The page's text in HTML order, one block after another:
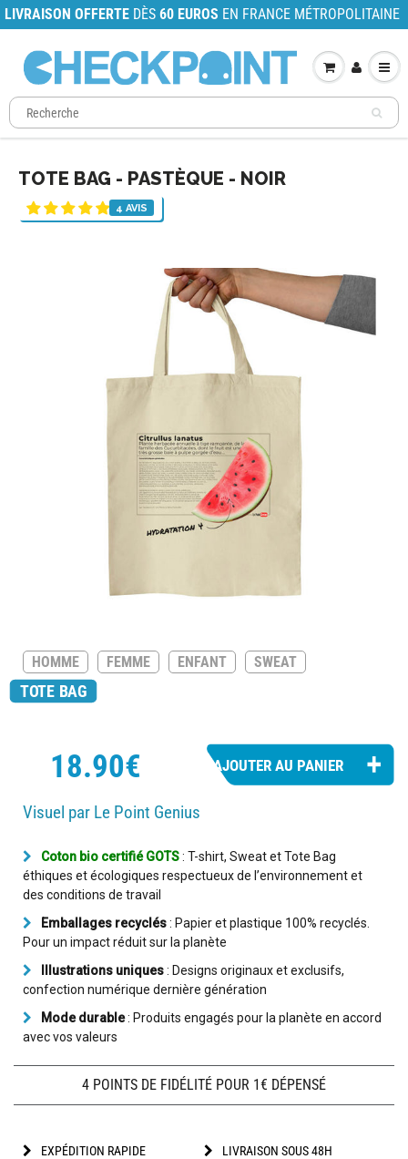
LIVRAISON OFFERTE DÈS 60 EUROS EN FRANCE MÉTROPOLITAINE
TOTE BAG - PASTÈQUE - NOIR
4 AVIS
HOMME FEMME ENFANT SWEAT
TOTE BAG
18.90€
Visuel par Le Point Genius
Coton bio certifié GOTS: T-shirt, Sweat et Tote Bag
éthiques et écologiques respectueux de l’environnement et
des conditions de travail
Emballages recyclés: Papier et plastique 100% recyclés.
Pour un impact réduit sur la planète
Illustrations uniques: Designs originaux et exclusifs,
confection numérique dernière génération
Mode durable: Produits engagés pour la planète en accord
avec vos valeurs
4 POINTS DE FIDÉLITÉ POUR 1€ DÉPENSÉ
EXPÉDITION RAPIDE LIVRAISON SOUS 48H